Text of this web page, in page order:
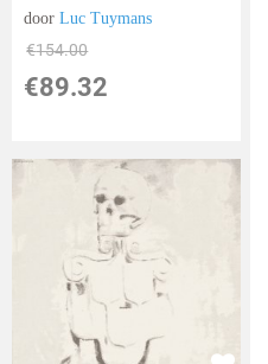
doorLuc Tuymans
€154.00
€89.32